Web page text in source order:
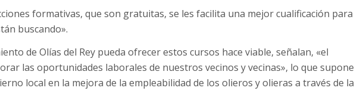
formativas, que son gratuitas, se les facilita una mejor cualificación para
buscando».
de Olías del Rey pueda ofrecer estos cursos hace viable, señalan, «el
las oportunidades laborales de nuestros vecinos y vecinas», lo que supone
local en la mejora de la empleabilidad de los olieros y olieras a través de la